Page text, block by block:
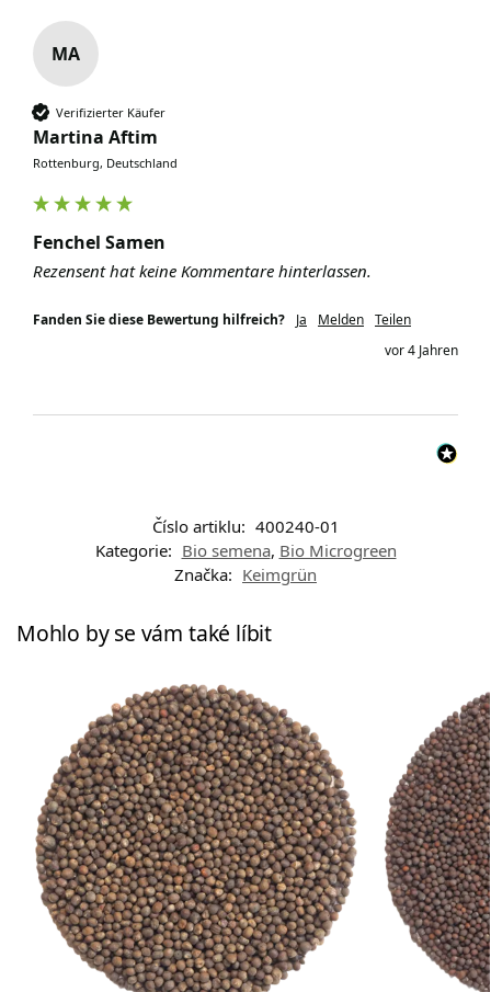
MA
Verifizierter Käufer
Martina Aftim
Rottenburg, Deutschland
Fenchel Samen
Rezensent hat keine Kommentare hinterlassen.
Fanden Sie diese Bewertung hilfreich? Ja Melden Teilen
vor 4 Jahren
Číslo artiklu: 400240-01
Kategorie: Bio semena, Bio Microgreen
Značka: Keimgrün
Mohlo by se vám také líbit